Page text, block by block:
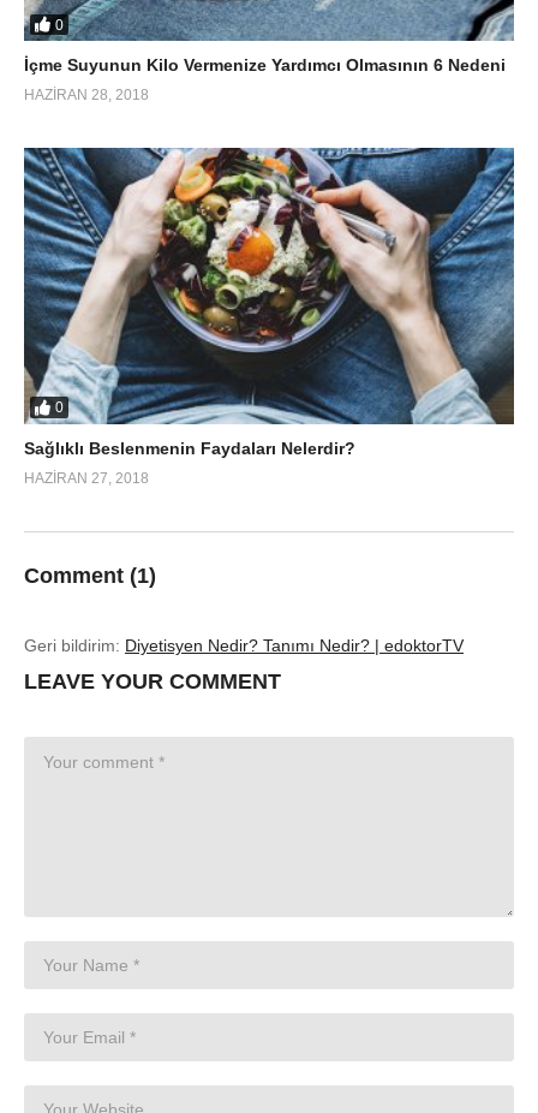
0
İçme Suyunun Kilo Vermenize Yardımcı Olmasının 6 Nedeni
HAZIRAN 28, 2018
0
Sağlıklı Beslenmenin Faydaları Nelerdir?
HAZIRAN 27, 2018
Comment (1)
Geri bildirim: Diyetisyen Nedir? Tanımı Nedir? | edoktorTV
LEAVE YOUR COMMENT